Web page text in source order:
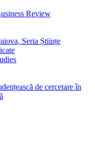
Review
Seria Științe
de cercetare în